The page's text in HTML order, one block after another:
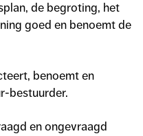
de begroting, het
goed en benoemt de
benoemt en
bestuurder.
en ongevraagd